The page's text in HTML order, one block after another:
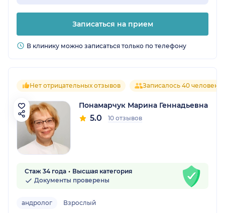
Записаться на прием
В клинику можно записаться только по телефону
Нет отрицательных отзывов Записалось 40 человек
Понамарчук Марина Геннадьевна
5.0 10 отзывов
Стаж 34 года
Высшая категория
Документы проверены
андролог Взрослый